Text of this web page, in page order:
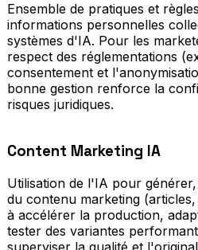
Ensemble de pratiques et
informations personnelles
systèmes d'IA. Pour les
respect des réglementations
consentement et
bonne gestion renforce la
risques juridiques.
Content Marketing IA
Utilisation de l'IA pour
du contenu marketing
à accélérer la production,
tester des variantes
superviser la qualité et